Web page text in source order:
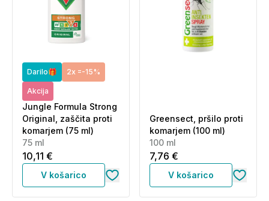
za sončenje?
Najprej nanesite kremo z zaščitnim faktorjem za
sončenje, počakajte nekaj minut, da se vpije, nato
nanesite repelent. Vrstni red je pomemben za
pravilno delovanje obeh izdelkov.
Darilo🎁 2x =-15%
Akcija
Jungle Formula Strong
Original, zaščita proti
komarjem (75 ml)
75 ml
10,11 €
V košarico
Greensect, pršilo proti
komarjem (100 ml)
100 ml
7,76 €
V košarico